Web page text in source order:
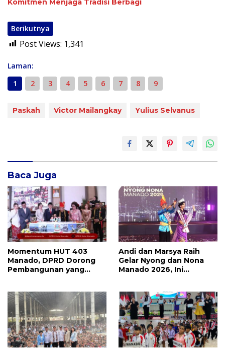
Komitmen Menjaga Tradisi Berbagi
Berikutnya
Post Views: 1,341
Laman:
1
2 3 4 5 6 7 8 9
Paskah Victor Mailangkay Yulius Selvanus
Baca Juga
Momentum HUT 403
Manado, DPRD Dorong
Pembangunan yang
Andi dan Marsya Raih
Gelar Nyong dan Nona
Manado 2026, Ini